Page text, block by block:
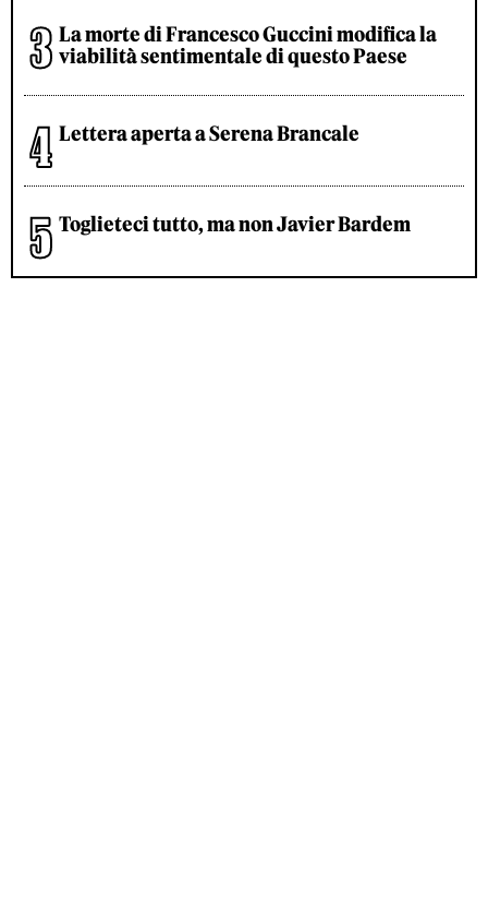
La morte di Francesco Guccini modifica la
viabilità sentimentale di questo Paese
Lettera aperta a Serena Brancale
Toglieteci tutto, ma non Javier Bardem